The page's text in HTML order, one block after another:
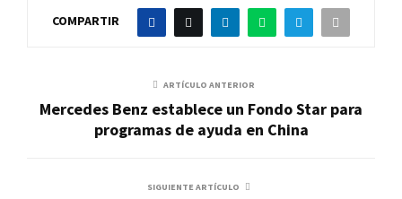
COMPARTIR
ARTÍCULO ANTERIOR
Mercedes Benz establece un Fondo Star para
programas de ayuda en China
SIGUIENTE ARTÍCULO